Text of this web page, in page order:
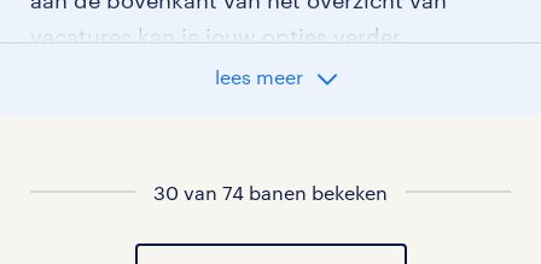
vacatures kan je jouw opties verder
al onze administratief medewerker
lees meer
30 van 74 banen bekeken